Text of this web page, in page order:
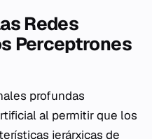
Redes
Perceptrones
profundas
al permitir que los
jerárxicas de